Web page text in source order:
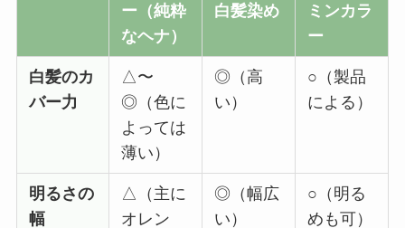
ー（純粋
なヘナ）
白髪染め
ミンカラ
ー
白髪のカ
バー力
△〜
◎（色に
よっては
薄い）
◎（高
い）
○（製品
による）
明るさの
幅
△（主に
オレン
◎（幅広
い）
○（明る
めも可）